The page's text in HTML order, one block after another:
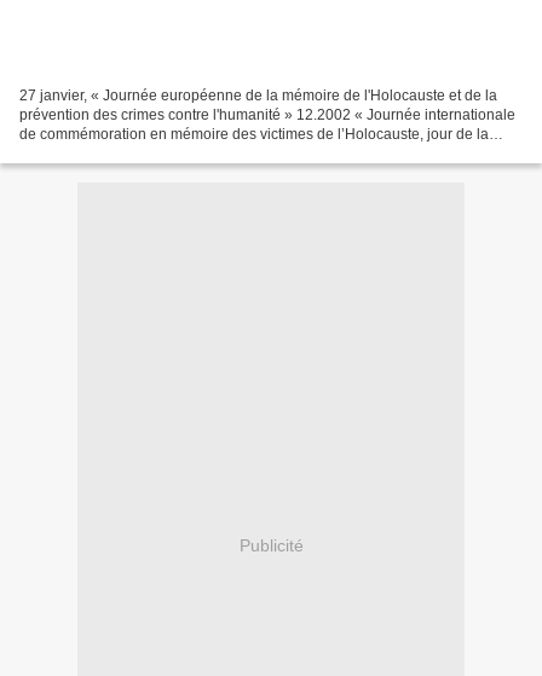
27 janvier, « Journée européenne de la mémoire de l'Holocauste et de la
prévention des crimes contre l'humanité » 12.2002 « Journée internationale
de commémoration en mémoire des victimes de l’Holocauste, jour de la
Publicité